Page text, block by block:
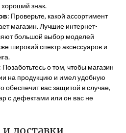
хороший знак.
: Проверьте, какой ассортимент
магазин. Лучшие интернет-
большой выбор моделей
широкий спектр аксессуаров и
: Позаботьтесь о том, чтобы магазин
на продукцию и имел удобную
обеспечит вас защитой в случае,
с дефектами или он вас не
доставки